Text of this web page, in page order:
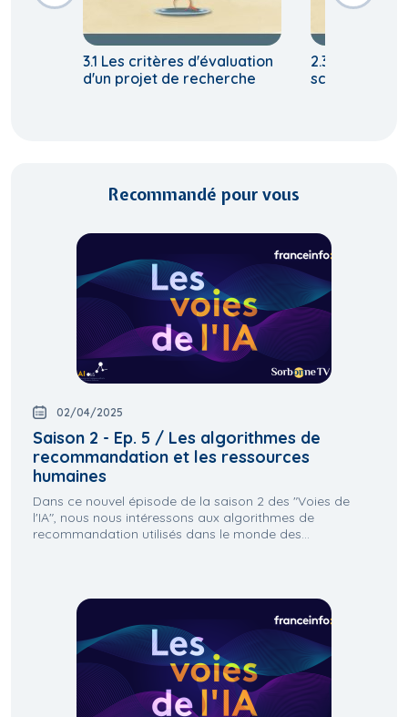
3.1 Les critères d'évaluation
d'un projet de recherche
2.3 Définir
scientifiques
Recommandé pour vous
02/04/2025
Saison 2 - Ep. 5 / Les algorithmes de
recommandation et les ressources
humaines
Dans ce nouvel épisode de la saison 2 des "Voies de
l'IA", nous nous intéressons aux algorithmes de
recommandation utilisés dans le monde des...